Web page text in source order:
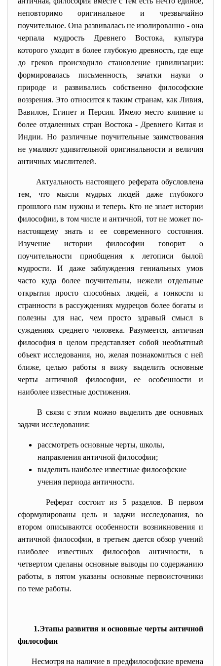
неповторимо оригинальное и чрезвычайно
поучительное. Она развивалась не изолированно -она
черпала мудрость Древнего Востока, культура
которого уходит в более глубокую древность, где еще
до греков происходило становление цивилизации:
формировалась письменность, зачатки науки о
природе и развивались собственно философские
воззрения. Это относится к таким странам, как Ливия,
Вавилон, Египет и Персия. Имело место влияние и
более отдаленных стран Востока - Древнего Китая и
Индии. Но различные поучительные заимствования
не умаляют удивительной оригинальности и величия
античных мыслителей.
Актуальность настоящего реферата обусловлена
тем, что мысли мудрых людей даже глубокого
прошлого нам нужны и теперь. Кто не знает истории
философии, в том числе и античной, тот не может по-
настоящему знать и ее современного состояния.
Изучение истории философии говорит о
поучительности приобщения к летописи былой
мудрости. И даже заблуждения гениальных умов
часто куда более поучительны, нежели отдельные
открытия просто способных людей, а тонкости и
странности в рассуждениях мудрецов более богаты и
полезны для нас, чем просто здравый смысл в
суждениях среднего человека. Разумеется, античная
философия в целом представляет собой необъятный
объект исследования, но, желая познакомиться с ней
ближе, целью работы я вижу выделить основные
черты античной философии, ее особенности и
наиболее известные достижения.
В связи с этим можно выделить две основных
задачи исследования:
рассмотреть основные черты, школы,
направления античной философии;
выделить наиболее известные философские
учения периода античности.
Реферат состоит из 5 разделов. В первом
сформулированы цель и задачи исследования, во
втором описываются особенности возникновения и
античной философии, в третьем дается обзор учений
наиболее известных философов античности, в
четвертом сделаны основные выводы по содержанию
работы, в пятом указаны основные первоисточники
по теме работы.
1.Этапы развития и основные черты античной
философии
Несмотря на наличие в предфилософские времена